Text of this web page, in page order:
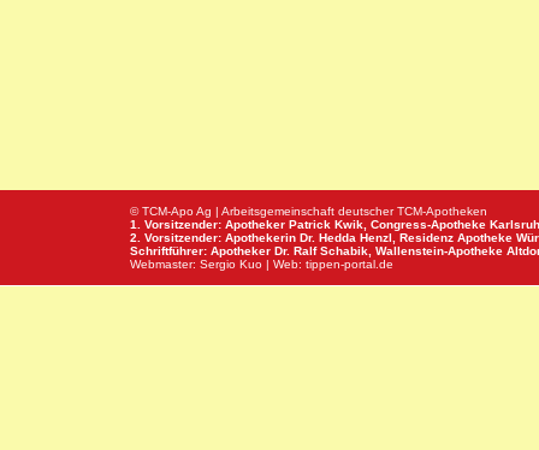
© TCM-Apo Ag | Arbeitsgemeinschaft deutscher TCM-Apotheken
1. Vorsitzender: Apotheker Patrick Kwik, Congress-Apotheke
2. Vorsitzender: Apothekerin Dr. Hedda Henzl, Residenz Apotheke
Schriftführer: Apotheker Dr. Ralf Schabik, Wallenstein-Apotheke
Webmaster: Sergio Kuo | Web: tippen-portal.de